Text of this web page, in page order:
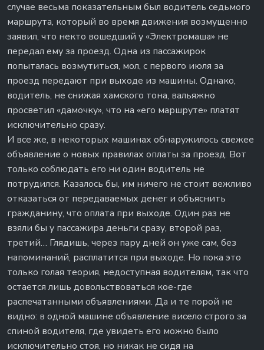
случае весьма показательным был водитель седьмого
маршрута, который во время движения возмущенно
заявил, что некто вошедший у «Электромаша» не
передал ему за проезд. Одна из пассажирок
попыталась возмутиться, мол, с первого июля за
проезд передают при выходе из машины. Однако,
водитель, не снижая хамского тона, вальяжно
просветил «дамочку», что на «его маршруте» платят
исключительно сразу.
И все же, в некоторых машинах обнаружилось свежее
объявление о новых правилах оплаты за проезд. Вот
только соблюдать его ни один водитель не
потрудился. Казалось бы, им ничего не стоит вежливо
отказаться от передаваемых денег и объяснить
гражданину, что оплата при выходе. Один раз не
взяли бы у пассажира деньги сразу, второй раз,
третий… Глядишь, через пару дней он уже сам, без
напоминаний, расплатится при выходе. Но пока это
только голая теория, недоступная водителям, так что
остается лишь довольствоваться кое-где
распечатанными объявлениями. Да и те порой не
видно: в одной машине объявление висело строго за
спиной водителя, где увидеть его можно было
исключительно стоя, но никак не сидя на